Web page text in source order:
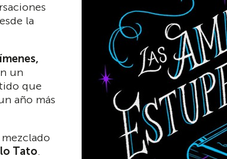
la
un
que
año más
Tato.